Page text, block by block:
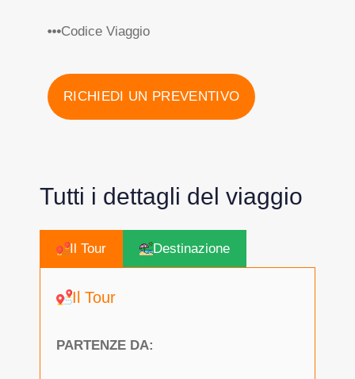
Codice Viaggio
RICHIEDI UN PREVENTIVO
Tutti i dettagli del viaggio
Il Tour Destinazione
Il Tour
PARTENZE DA: